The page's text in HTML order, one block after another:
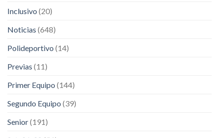
Inclusivo (20)
Noticias (648)
Polideportivo (14)
Previas (11)
Primer Equipo (144)
Segundo Equipo (39)
Senior(191)